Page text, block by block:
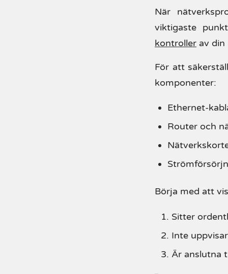
När
viktigaste
kontrollerav din
För att
komponenter:
Ethernet-
Router och
Börja med att
Sitter
Inte
Är anslutna